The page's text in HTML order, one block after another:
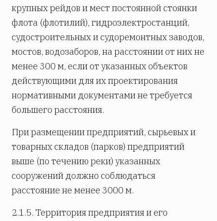
крупных рейдов и мест постоянной стоянки
флота (флотилий), гидроэлектростанций,
судостроительных и судоремонтных заводов,
мостов, водозаборов, на расстоянии от них не
менее 300 м, если от указанных объектов
действующими для их проектирования
нормативными документами не требуется
большего расстояния.
При размещении предприятий, сырьевых и
товарных складов (парков) предприятий
выше (по течению реки) указанных
сооружений должно соблюдаться
расстояние не менее 3000 м.
2.1.5. Территория предприятия и его